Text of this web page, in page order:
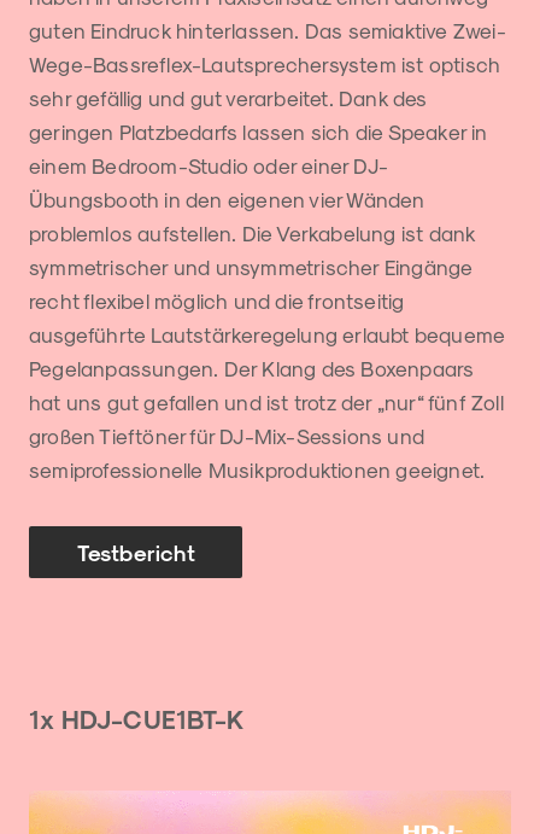
guten Eindruck hinterlassen. Das semiaktive Zwei-
Wege-Bassreflex-Lautsprechersystem ist optisch
sehr gefällig und gut verarbeitet. Dank des
geringen Platzbedarfs lassen sich die Speaker in
einem Bedroom-Studio oder einer DJ-
Übungsbooth in den eigenen vier Wänden
problemlos aufstellen. Die Verkabelung ist dank
symmetrischer und unsymmetrischer Eingänge
recht flexibel möglich und die frontseitig
ausgeführte Lautstärkeregelung erlaubt bequeme
Pegelanpassungen. Der Klang des Boxenpaars
hat uns gut gefallen und ist trotz der „nur“ fünf Zoll
großen Tieftöner für DJ-Mix-Sessions und
semiprofessionelle Musikproduktionen geeignet.
Testbericht
1x HDJ-CUE1BT-K